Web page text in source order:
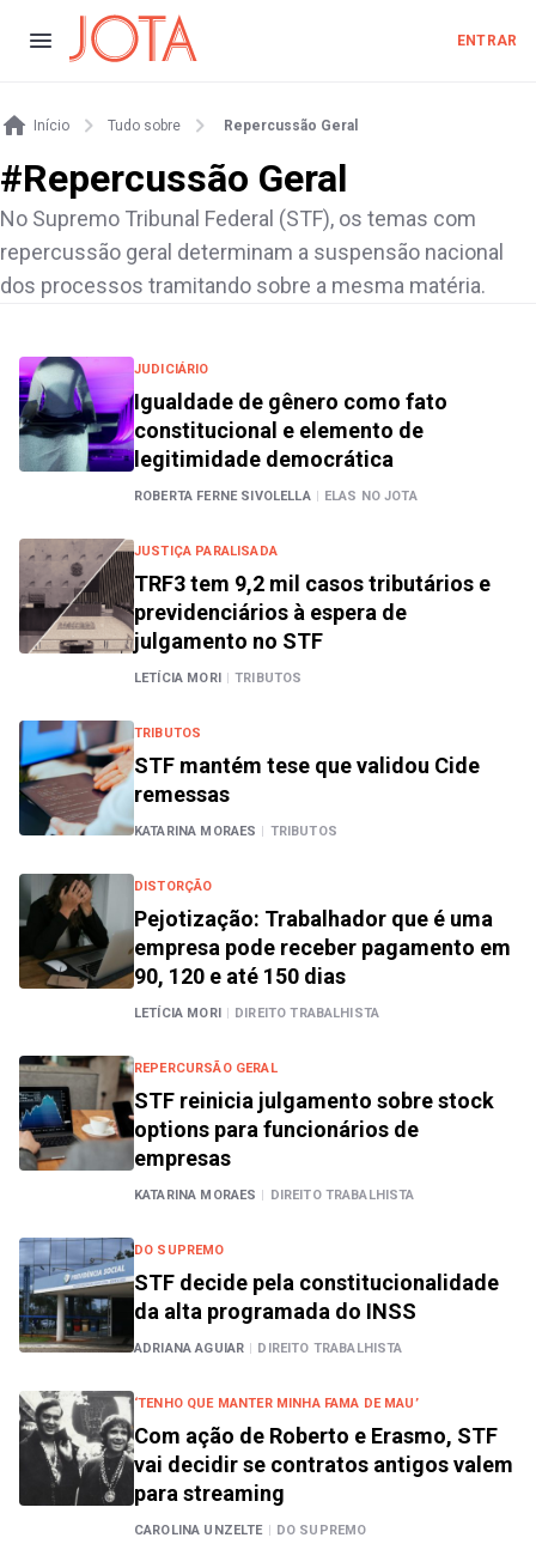
ENTRAR
Início Tudo sobre Repercussão Geral
#Repercussão Geral
No Supremo Tribunal Federal (STF), os temas com
repercussão geral determinam a suspensão nacional
dos processos tramitando sobre a mesma matéria.
JUDICIÁRIO
Igualdade de gênero como fato
constitucional e elemento de
legitimidade democrática
ROBERTA FERNE SIVOLELLA | ELAS NO JOTA
JUSTIÇA PARALISADA
TRF3 tem 9,2 mil casos tributários e
previdenciários à espera de
julgamento no STF
LETÍCIA MORI | TRIBUTOS
TRIBUTOS
STF mantém tese que validou Cide
remessas
KATARINA MORAES | TRIBUTOS
DISTORÇÃO
Pejotização: Trabalhador que é uma
empresa pode receber pagamento em
90, 120 e até 150 dias
LETÍCIA MORI | DIREITO TRABALHISTA
REPERCURSÃO GERAL
STF reinicia julgamento sobre stock
options para funcionários de
empresas
KATARINA MORAES | DIREITO TRABALHISTA
DO SUPREMO
STF decide pela constitucionalidade
da alta programada do INSS
ADRIANA AGUIAR | DIREITO TRABALHISTA
‘TENHO QUE MANTER MINHA FAMA DE MAU’
Com ação de Roberto e Erasmo, STF
vai decidir se contratos antigos valem
para streaming
CAROLINA UNZELTE | DO SUPREMO